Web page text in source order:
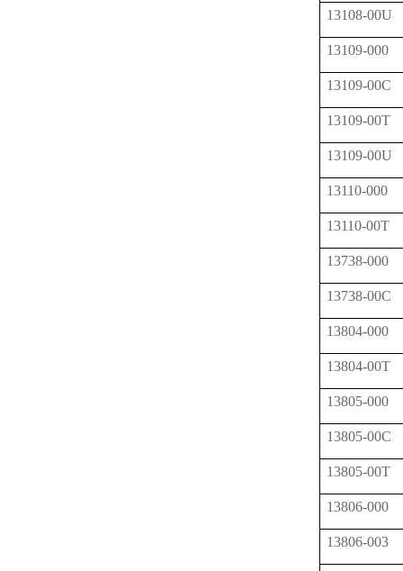
13108-00U
13109-000
13109-00C
13109-00T
13109-00U
13110-000
13110-00T
13738-000
13738-00C
13804-000
13804-00T
13805-000
13805-00C
13805-00T
13806-000
13806-003